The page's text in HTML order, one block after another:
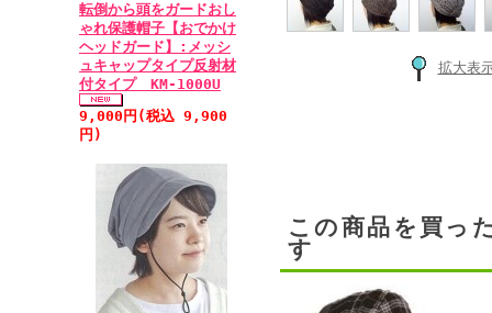
転倒から頭をガードおし
ゃれ保護帽子【おでかけ
ヘッドガード】:メッシ
ュキャップタイプ反射材
付タイプ KM-1000U
9,000円(税込 9,900
円)
拡大表
この商品を買っ
す